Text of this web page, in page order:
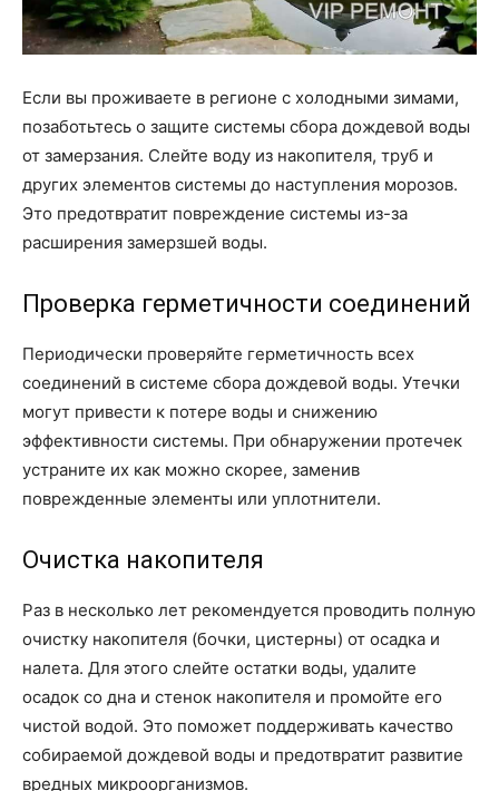
Если вы проживаете в регионе с холодными зимами,
позаботьтесь о защите системы сбора дождевой воды
от замерзания. Слейте воду из накопителя, труб и
других элементов системы до наступления морозов.
Это предотвратит повреждение системы из-за
расширения замерзшей воды.
Проверка герметичности соединений
Периодически проверяйте герметичность всех
соединений в системе сбора дождевой воды. Утечки
могут привести к потере воды и снижению
эффективности системы. При обнаружении протечек
устраните их как можно скорее, заменив
поврежденные элементы или уплотнители.
Очистка накопителя
Раз в несколько лет рекомендуется проводить полную
очистку накопителя (бочки, цистерны) от осадка и
налета. Для этого слейте остатки воды, удалите
осадок со дна и стенок накопителя и промойте его
чистой водой. Это поможет поддерживать качество
собираемой дождевой воды и предотвратит развитие
вредных микроорганизмов.